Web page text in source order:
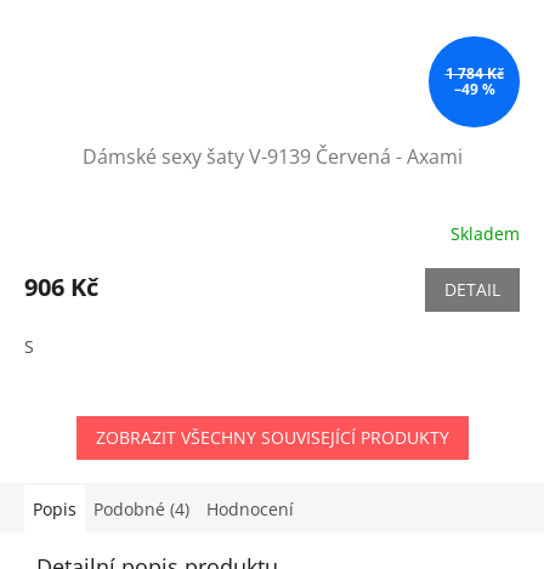
1 784 Kč
–49 %
Dámské sexy šaty V-9139 Červená - Axami
Skladem
906 Kč DETAIL
S
ZOBRAZIT VŠECHNY SOUVISEJÍCÍ PRODUKTY
Popis Podobné (4) Hodnocení